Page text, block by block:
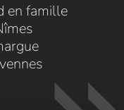
en famille